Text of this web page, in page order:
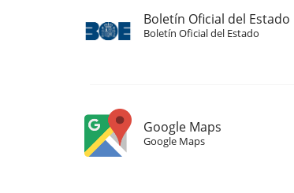
Boletín Oficial del Estado
Boletín Oficial del Estado
Google Maps
Google Maps